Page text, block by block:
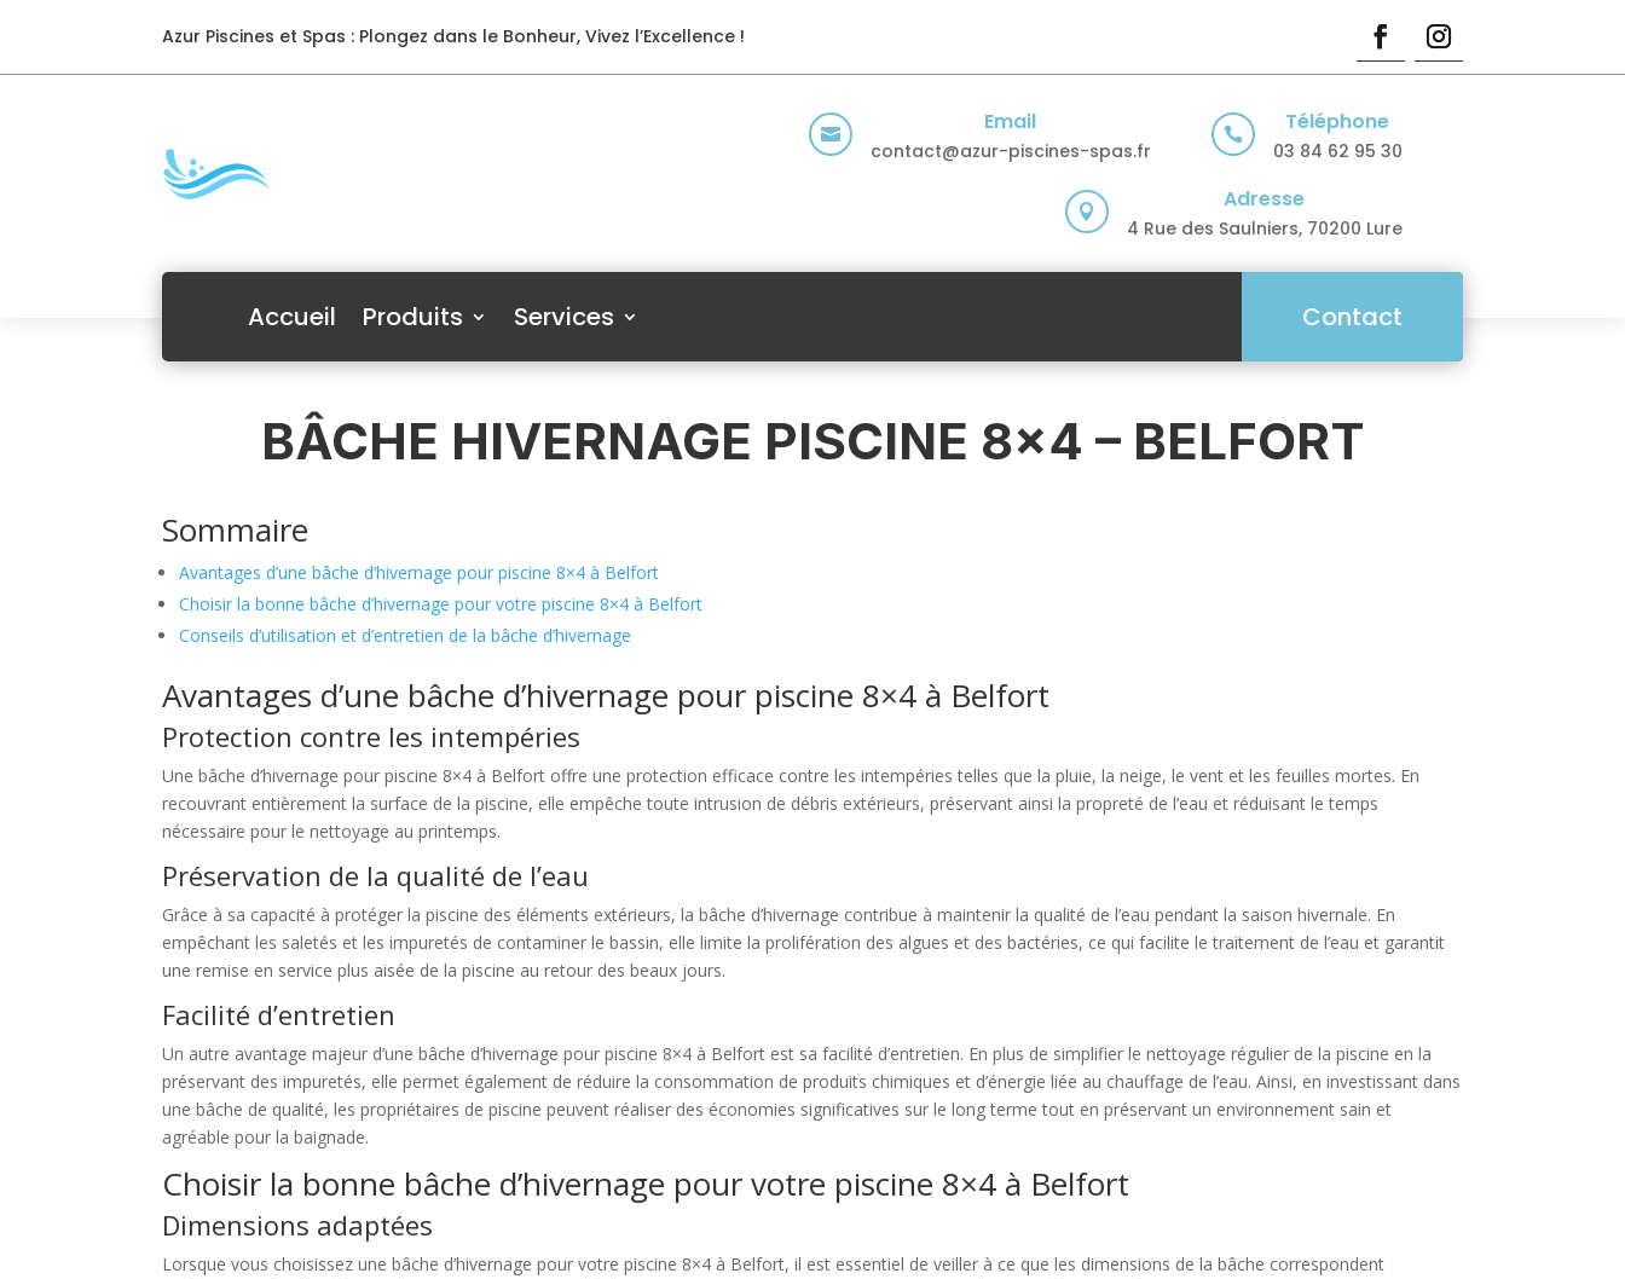
Azur Piscines et Spas : Plongez dans le Bonheur, Vivez l’Excellence !
 Email
contact@azur-piscines-spas.fr
 Téléphone
03 84 62 95 30
 Adresse
4 Rue des Saulniers, 70200 Lure
Accueil Produits Services Contact
BÂCHE HIVERNAGE PISCINE 8×4 – BELFORT
Sommaire
Avantages d’une bâche d’hivernage pour piscine 8×4 à Belfort
Choisir la bonne bâche d’hivernage pour votre piscine 8×4 à Belfort
Conseils d’utilisation et d’entretien de la bâche d’hivernage
Avantages d’une bâche d’hivernage pour piscine 8×4 à Belfort
Protection contre les intempéries
Une bâche d’hivernage pour piscine 8×4 à Belfort offre une protection efficace contre les intempéries telles que la pluie, la neige, le vent et les feuilles mortes. En
recouvrant entièrement la surface de la piscine, elle empêche toute intrusion de débris extérieurs, préservant ainsi la propreté de l’eau et réduisant le temps
nécessaire pour le nettoyage au printemps.
Préservation de la qualité de l’eau
Grâce à sa capacité à protéger la piscine des éléments extérieurs, la bâche d’hivernage contribue à maintenir la qualité de l’eau pendant la saison hivernale. En
empêchant les saletés et les impuretés de contaminer le bassin, elle limite la prolifération des algues et des bactéries, ce qui facilite le traitement de l’eau et garantit
une remise en service plus aisée de la piscine au retour des beaux jours.
Facilité d’entretien
Un autre avantage majeur d’une bâche d’hivernage pour piscine 8×4 à Belfort est sa facilité d’entretien. En plus de simplifier le nettoyage régulier de la piscine en la
préservant des impuretés, elle permet également de réduire la consommation de produits chimiques et d’énergie liée au chauffage de l’eau. Ainsi, en investissant dans
une bâche de qualité, les propriétaires de piscine peuvent réaliser des économies significatives sur le long terme tout en préservant un environnement sain et
agréable pour la baignade.
Choisir la bonne bâche d’hivernage pour votre piscine 8×4 à Belfort
Dimensions adaptées
Lorsque vous choisissez une bâche d’hivernage pour votre piscine 8×4 à Belfort, il est essentiel de veiller à ce que les dimensions de la bâche correspondent